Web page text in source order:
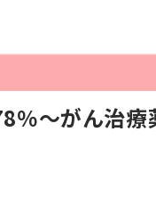
〜がん治療